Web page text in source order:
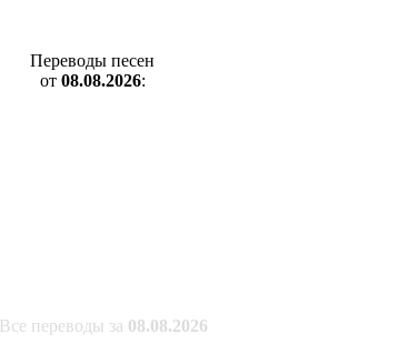
Переводы песен
от 08.08.2026:
Все переводы за 08.08.2026